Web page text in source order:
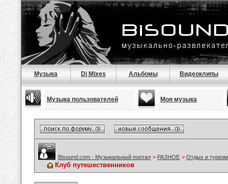
Музыка Dj Mixes Альбомы Видеоклипы
Музыка пользователей Моя музыка
Bisound.com - Музыкальный портал > РАЗНОЕ > Отдых и туризм
Клуб путешественников